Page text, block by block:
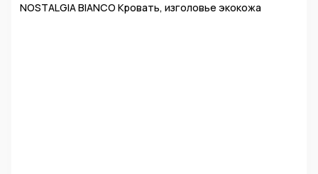
NOSTALGIA BIANCO Кровать, изголовье экокожа